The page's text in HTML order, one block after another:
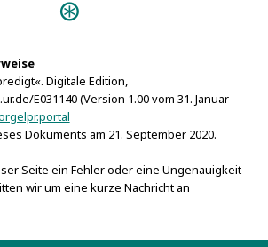
Encoenia HierOrganica (Halle
Beck-Orgel 1596
Digitale Edition,
E031140 (Version 1.00 vom 31. Januar
Dokuments am 21. September 2020.
Seite ein Fehler oder eine Ungenauigkeit
wir um eine kurze Nachricht an